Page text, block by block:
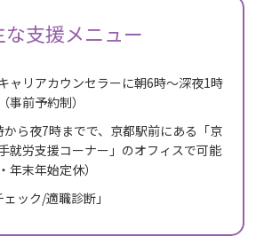
な支援メニュー
ャリアカウンセラーに朝6時〜深夜1時
事前予約制）
ら夜7時までで、京都駅前にある「京
就労支援コーナー」のオフィスで可能
年末年始定休）
ック/適職診断」